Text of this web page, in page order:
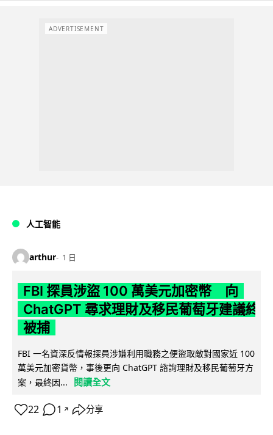
ADVERTISEMENT
人工智能
arthur 1 日
FBI 探員涉盜 100 萬美元加密幣 向
ChatGPT 尋求理財及移民葡萄牙建議終
被捕
FBI 一名資深反情報探員涉嫌利用職務之便盜取敵對國家近 100
萬美元加密貨幣，事後更向 ChatGPT 諮詢理財及移民葡萄牙方
案，最終因...
閱讀全文
22 1 ↗ 分享